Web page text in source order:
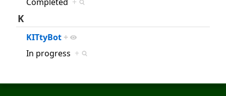
K
KITtyBot +
In progress +